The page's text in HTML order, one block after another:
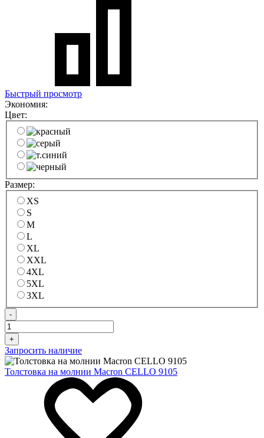
Быстрый просмотр
Экономия:
Цвет:
Размер:
XS
S
M
L
XL
XXL
4XL
5XL
3XL
-
+
Запросить наличие
Толстовка на молнии Macron CELLO 9105